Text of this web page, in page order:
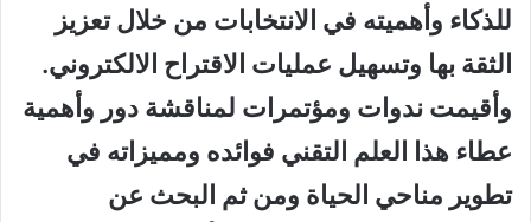
للذكاء وأهميته في الانتخابات من خلال تعزيز
الثقة بها وتسهيل عمليات الاقتراح الالكتروني.
وأقيمت ندوات ومؤتمرات لمناقشة دور وأهمية
عطاء هذا العلم التقني فوائده ومميزاته في
تطوير مناحي الحياة ومن ثم البحث عن